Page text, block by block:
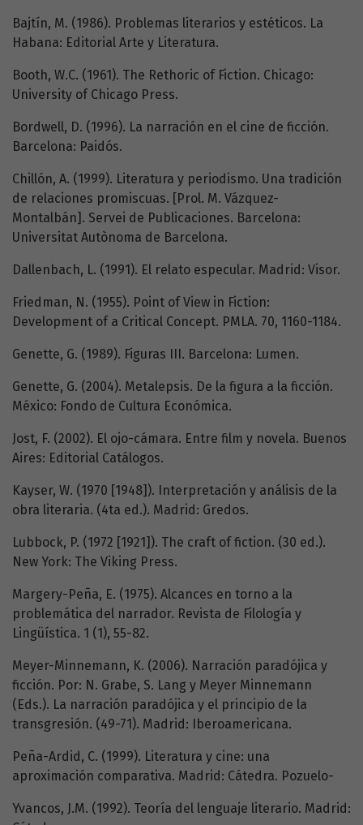
Bajtín, M. (1986). Problemas literarios y estéticos. La
Habana: Editorial Arte y Literatura.
Booth, W.C. (1961). The Rethoric of Fiction. Chicago:
University of Chicago Press.
Bordwell, D. (1996). La narración en el cine de ficción.
Barcelona: Paidós.
Chillón, A. (1999). Literatura y periodismo. Una tradición
de relaciones promiscuas. [Prol. M. Vázquez-
Montalbán]. Servei de Publicaciones. Barcelona:
Universitat Autònoma de Barcelona.
Dallenbach, L. (1991). El relato especular. Madrid: Visor.
Friedman, N. (1955). Point of View in Fiction:
Development of a Critical Concept. PMLA. 70, 1160-1184.
Genette, G. (1989). Figuras III. Barcelona: Lumen.
Genette, G. (2004). Metalepsis. De la figura a la ficción.
México: Fondo de Cultura Económica.
Jost, F. (2002). El ojo-cámara. Entre film y novela. Buenos
Aires: Editorial Catálogos.
Kayser, W. (1970 [1948]). Interpretación y análisis de la
obra literaria. (4ta ed.). Madrid: Gredos.
Lubbock, P. (1972 [1921]). The craft of fiction. (30 ed.).
New York: The Viking Press.
Margery-Peña, E. (1975). Alcances en torno a la
problemática del narrador. Revista de Filología y
Lingüística. 1 (1), 55-82.
Meyer-Minnemann, K. (2006). Narración paradójica y
ficción. Por: N. Grabe, S. Lang y Meyer Minnemann
(Eds.). La narración paradójica y el principio de la
transgresión. (49-71). Madrid: Iberoamericana.
Peña-Ardid, C. (1999). Literatura y cine: una
aproximación comparativa. Madrid: Cátedra. Pozuelo-
Yvancos, J.M. (1992). Teoría del lenguaje literario. Madrid: